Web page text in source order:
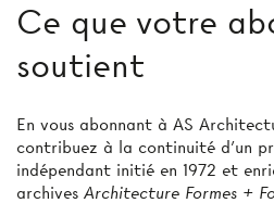
Ce que votre
soutient
En vous abonnant à AS
contribuez à la continuité d’un
indépendant initié en 1972 et
archives Architecture Formes +